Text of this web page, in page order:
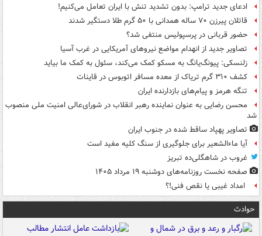
ادعای جدید ترامپ: بدون تشدید تنش با ایران تعامل می‌کنیم!
قاتلان پیرزن ۷۰ ساله همدانی با ۵۰ گرم طلا دستگیر شدند
حضور قربانی در پرسپولیس منتفی شد؟
تصاویر جدید از انهدام مواضع نیروهای آمریکایی در غرب آسیا
زلنسکی: پیونگ‌یانگ به مسکو کمک می‌کند، سئول به کمک ما بیاید
کشف ۳۱۰ گرم تریاک از معده مسافر اتوبوس در قاینات
تنگه هرمز و پیام‌های بازدارنده ایران
محسن رضایی به عنوان نماینده رهبر انقلاب در شورای‌عالی امنیت ملی منصوب
شد
تصاویر پهپاد ساقط شده در جنوب ایران
آیا ماءالشعیر برای جلوگیری از سنگ کلیه مفید است
غروب در شاهگلی‌ده تبریز
صفحه نخست روزنامه‌های دوشنبه ۱۹ مرداد ۱۴۰۵
امداد غیبی یا نقص فنی!؟
حوادث